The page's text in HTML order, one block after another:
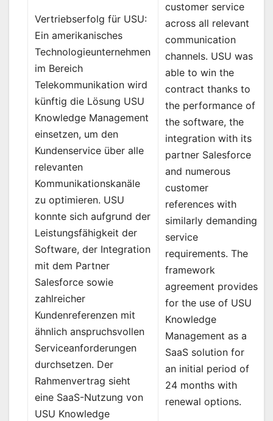
Vertriebserfolg für USU:
Ein amerikanisches
Technologieunternehmen
im Bereich
Telekommunikation wird
künftig die Lösung USU
Knowledge Management
einsetzen, um den
Kundenservice über alle
relevanten
Kommunikationskanäle
zu optimieren. USU
konnte sich aufgrund der
Leistungsfähigkeit der
Software, der Integration
mit dem Partner
Salesforce sowie
zahlreicher
Kundenreferenzen mit
ähnlich anspruchsvollen
Serviceanforderungen
durchsetzen. Der
Rahmenvertrag sieht
eine SaaS-Nutzung von
USU Knowledge
customer service
across all relevant
communication
channels. USU was
able to win the
contract thanks to
the performance of
the software, the
integration with its
partner Salesforce
and numerous
customer
references with
similarly demanding
service
requirements. The
framework
agreement provides
for the use of USU
Knowledge
Management as a
SaaS solution for
an initial period of
24 months with
renewal options.